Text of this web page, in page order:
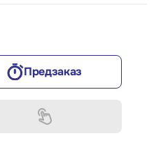
Предзаказ